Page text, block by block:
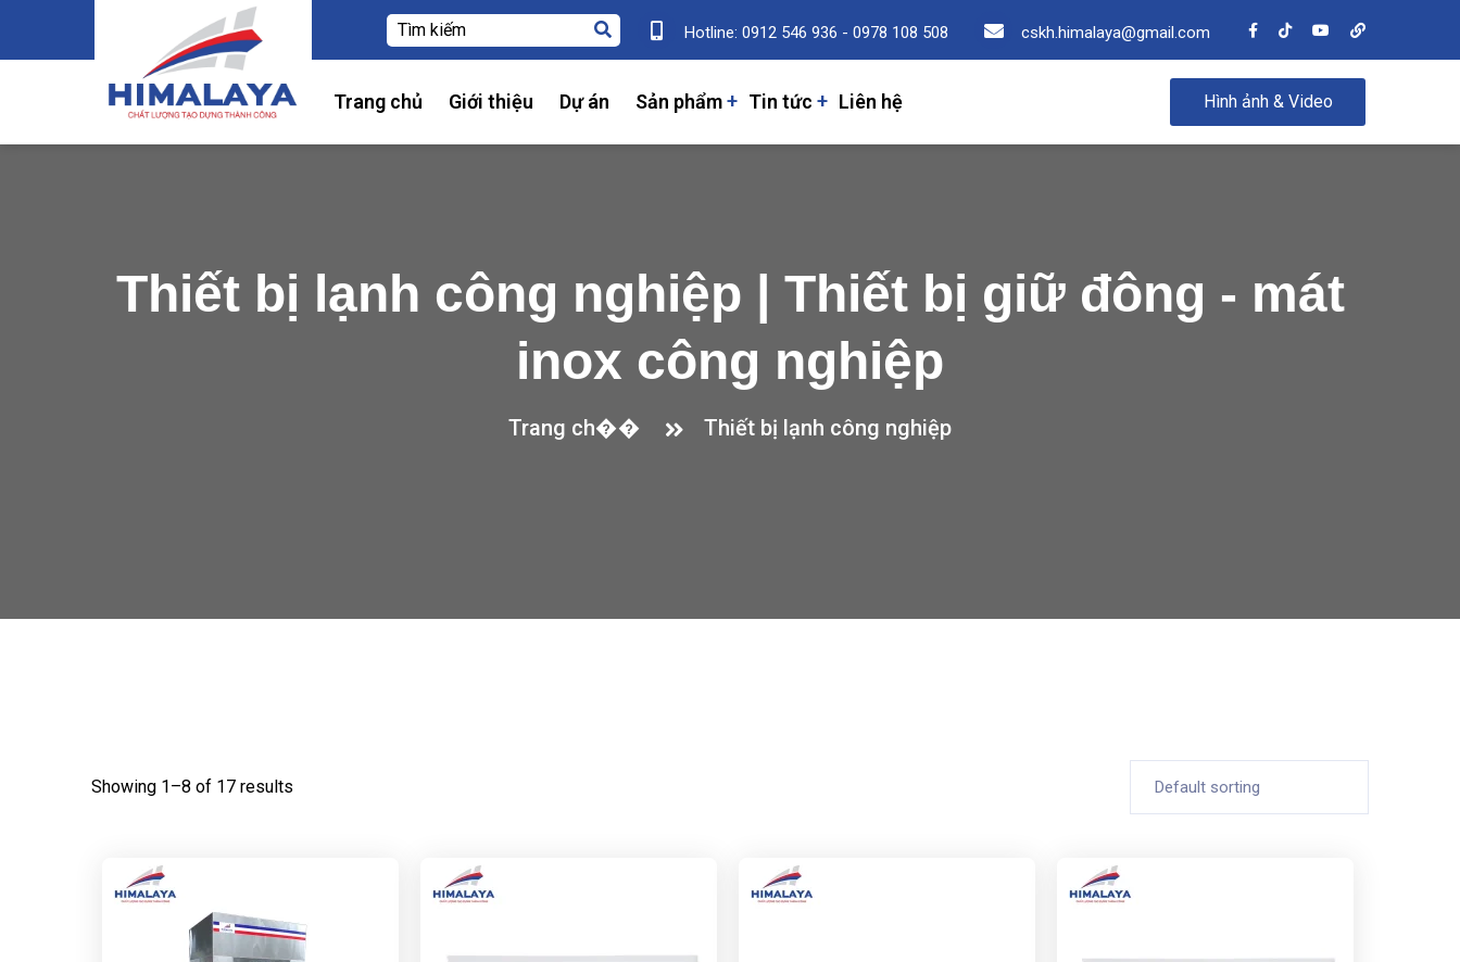
Hotline: 0912 546 936 - 0978 108 508 cskh.himalaya@gmail.com
Trang chủ Giới thiệu Dự án Sản phẩm Tin tức Liên hệ Hình ảnh & Video
Thiết bị lạnh công nghiệp | Thiết bị giữ đông - mát
inox công nghiệp
Trang ch�� Thiết bị lạnh công nghiệp
Showing 1–8 of 17 results